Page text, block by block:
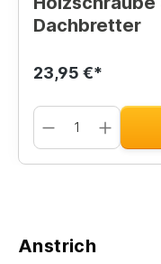
Dachbretter
23,95 €*
Anstrich